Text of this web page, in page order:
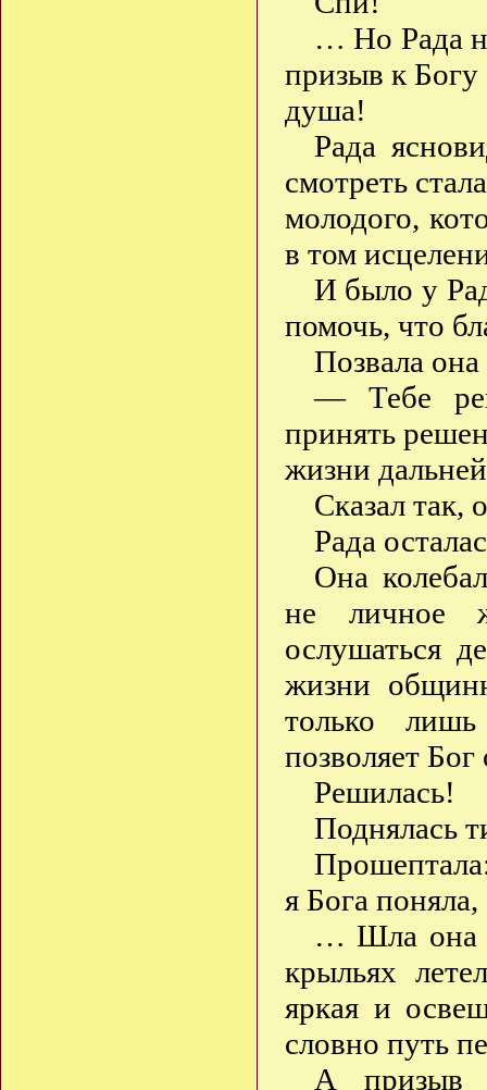
… Но Рада
призыв к Богу
душа!
Рада
смотреть
молодого,
в том
И было у
помочь, что
Позвала
— Тебе
принять
жизни
Сказал так,
Рада
Она
не личное
ослушаться
жизни
только
позволяет
Решилась!
Поднялась
я Бога
… Шла она
крыльях
яркая и
словно путь
А призыв